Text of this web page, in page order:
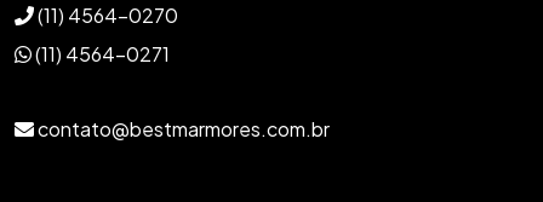
(11) 4564-0270
(11) 4564-0271
contato@bestmarmores.com.br